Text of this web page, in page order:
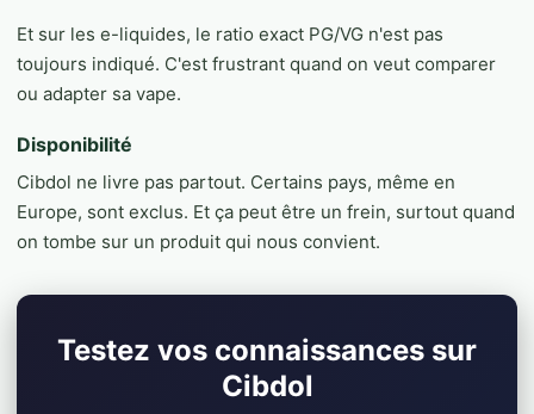
Et sur les e-liquides, le ratio exact PG/VG n'est pas
toujours indiqué. C'est frustrant quand on veut comparer
ou adapter sa vape.
Disponibilité
Cibdol ne livre pas partout. Certains pays, même en
Europe, sont exclus. Et ça peut être un frein, surtout quand
on tombe sur un produit qui nous convient.
Testez vos connaissances sur
Cibdol